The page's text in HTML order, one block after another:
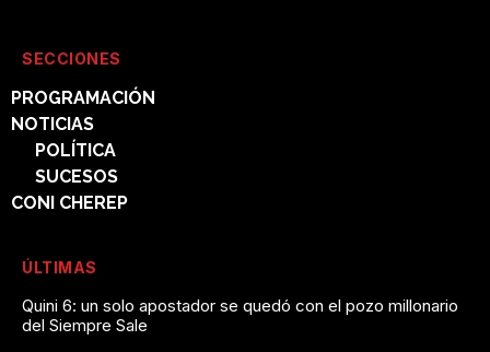
SECCIONES
PROGRAMACIÓN
NOTICIAS
POLÍTICA
SUCESOS
CONI CHEREP
ÚLTIMAS
Quini 6: un solo apostador se quedó con el pozo millonario
del Siempre Sale